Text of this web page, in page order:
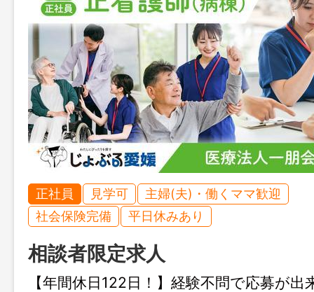
正社員 見学可
主婦(夫)・働くママ歓迎
社会保険完備
平日休みあり
相談者限定求人
【年間休日122日！】経験不問で応募が出